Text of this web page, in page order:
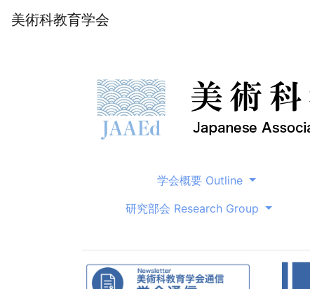
美術科教育学会
学会概要 Outline
研究部会 Research Group